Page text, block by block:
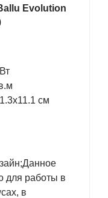
Evolution
см
для работы в
в